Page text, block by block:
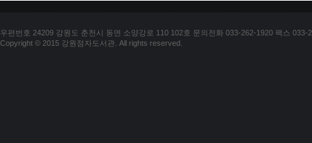
우편번호 24209 강원도 춘천시 동면 소양강로 110 102호 문의전화 033-262-1920 팩스 033-
Copyright © 2015 강원점자도서관. All rights reserved.